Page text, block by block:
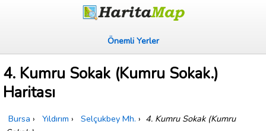
Önemli Yerler
4. Kumru Sokak (Kumru Sokak.)
Haritası
Bursa › Yıldırım › Selçukbey Mh. › 4. Kumru Sokak (Kumru